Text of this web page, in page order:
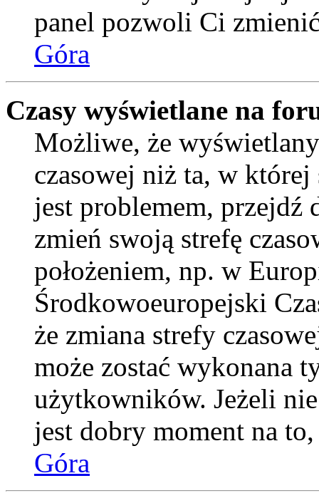
panel pozwoli Ci
Góra
Czasy wyświetlane na
Możliwe, że
czasowej niż ta, w której
jest problemem,
zmień swoją strefę
położeniem, np. w
Środkowoeuropejski
że zmiana strefy
może zostać wykonana
użytkowników. Jeżeli
jest dobry moment na
Góra